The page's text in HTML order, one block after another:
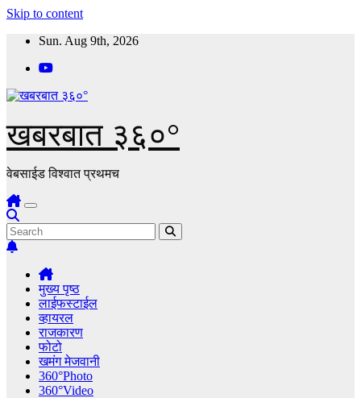
Skip to content
Sun. Aug 9th, 2026
खबरबात ३६०°
वेबसाईड विश्वात प्रथमच
मुख्य पृष्ठ
लाईफस्टाईल
व्हायरल
राजकारण
फोटो
खमंग मेजवानी
360°Photo
360°Video